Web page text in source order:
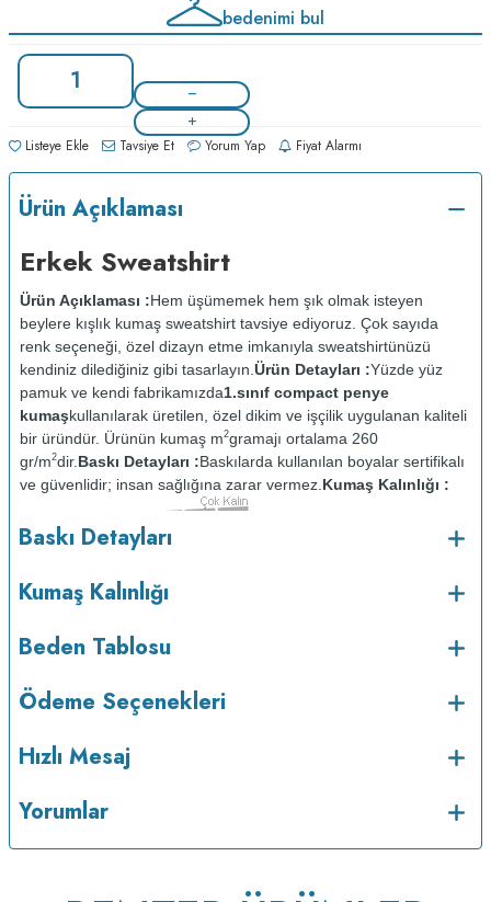
bedenimi bul
Listeye Ekle Tavsiye Et Yorum Yap Fiyat Alarmı
Ürün Açıklaması
Erkek Sweatshirt
Ürün Açıklaması :Hem üşümemek hem şık olmak isteyen
beylere kışlık kumaş sweatshirt tavsiye ediyoruz. Çok sayıda
renk seçeneği, özel dizayn etme imkanıyla sweatshirtünüzü
kendiniz dilediğiniz gibi tasarlayın. Ürün Detayları :Yüzde yüz
pamuk ve kendi fabrikamızda1.sınıf compact penye
kumaşkullanılarak üretilen, özel dikim ve işçilik uygulanan kaliteli
bir üründür. Ürünün kumaş m2gramajı ortalama 260
gr/m2dir. Baskı Detayları :Baskılarda kullanılan boyalar sertifikalı
ve güvenlidir; insan sağlığına zarar vermez. Kumaş Kalınlığı :
maksimum 30 ode ve tersten yıkanır.
Baskı Detayları
Kumaş Kalınlığı
Beden Tablosu
Ödeme Seçenekleri
Hızlı Mesaj
Yorumlar